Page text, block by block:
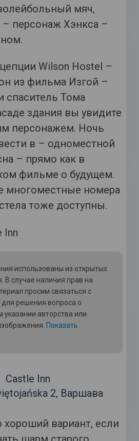
мяч,
– персонаж Хэнкса –
Wilson Hostel –
из фильма Изгой –
спаситель Тома
здания вы увидите
персонажем. Ночь
в – одноместной
– прямо как в
фильме о будущем.
многоместные номера
тоже доступны.
использованы из открытых
В случае наличия прав на
просим связаться с
решения вопроса о
указании авторства или
Показать
Castle Inn
2, Варшава
хороший вариант, если